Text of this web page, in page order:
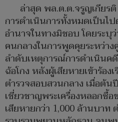
ล่าสุด พล.ต.ต.จรูญเกียร
การดำเนินการทั้งหมดเป็นไป
อำนาจในทางมิชอบ โดยระบุ
คนกลางในการพูดคุยระหว่า
ลำดับเหตุการณ์การดำเนินค
ฉ้อโกง หลังผู้เสียหายเข้าร้อ
ตำรวจสอบสวนกลาง เมื่อต้น
เชี่ยวชาญพระเครื่องหลอกซื้อ
เสียหายกว่า 1,000 ล้านบาท